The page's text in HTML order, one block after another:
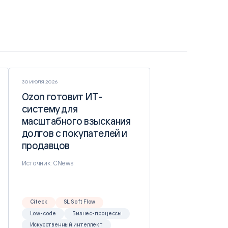
30 ИЮЛЯ 2026
Ozon готовит ИТ-
систему для
масштабного взыскания
долгов с покупателей и
продавцов
Ozon готовит ИТ-
систему для
масштабного взыскания
долгов с покупателей и
продавцов
Источник: CNews
Citeck
SL Soft Flow
Low-code
Бизнес-процессы
Искусственный интеллект